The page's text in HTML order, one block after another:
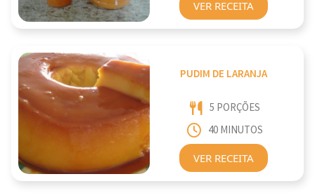
VER RECEITA
PUDIM DE LARANJA
5 PORÇÕES
40 MINUTOS
VER RECEITA